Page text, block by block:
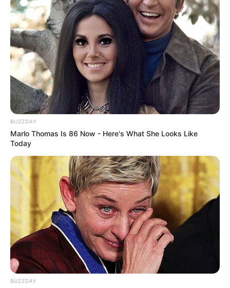
BUZZDAY
Marlo Thomas Is 86 Now - Here's What She Looks Like
Today
BUZZDAY